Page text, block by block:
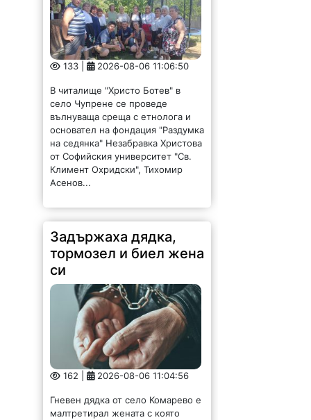
133 | 2026-08-06 11:06:50
В читалище "Христо Ботев" в
село Чупрене се проведе
вълнуваща среща с етнолога и
основател на фондация "Раздумка
на седянка" Незабравка Христова
от Софийския университет "Св.
Климент Охридски", Тихомир
Асенов...
Задържаха дядка,
тормозел и биел жена
си
162 | 2026-08-06 11:04:56
Гневен дядка от село Комарево е
малтретирал жената с която